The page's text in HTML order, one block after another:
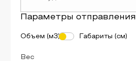
Параметрыотправления
Объем (м3) Габариты (см)
Вес